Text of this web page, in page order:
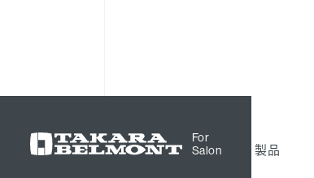
For
Salon
製品